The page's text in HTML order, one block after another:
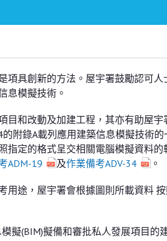
項具創新的方法。屋宇署鼓勵認可
息模擬技術。
目和改動及加建工程，其亦有助屋
附錄A載列應用建築信息模擬技術
指定的格式呈交相關電腦模擬資料
ADM-19 及作業備考ADV-34 。
用途，屋宇署會根據圖則所載資料
擬(BIM)擬備和審批私人發展項目的